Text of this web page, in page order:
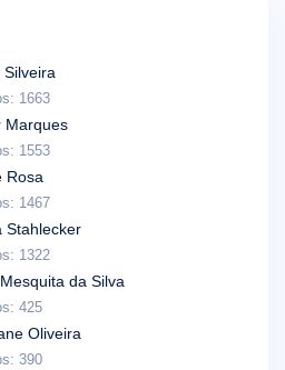
Silveira
1663
Marques
1553
Rosa
1467
Stahlecker
1322
da Silva
425
Oliveira
390